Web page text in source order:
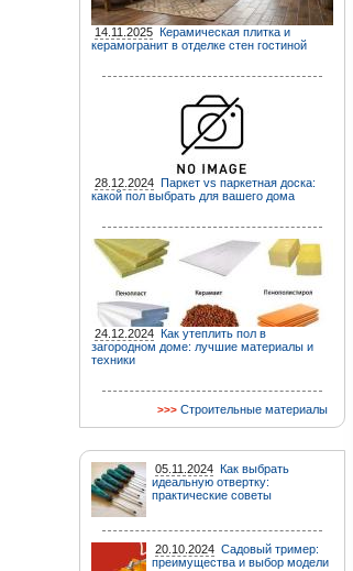
14.11.2025 Керамическая плитка и
керамогранит в отделке стен гостиной
28.12.2024 Паркет vs паркетная доска:
какой пол выбрать для вашего дома
24.12.2024 Как утеплить пол в
загородном доме: лучшие материалы и
техники
Строительные материалы
05.11.2024 Как выбрать
идеальную отвертку:
практические советы
20.10.2024 Садовый тример:
преимущества и выбор модели